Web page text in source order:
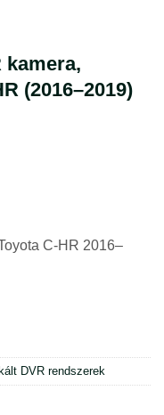
kamera,
(2016–2019)
C-HR 2016–
DVR rendszerek